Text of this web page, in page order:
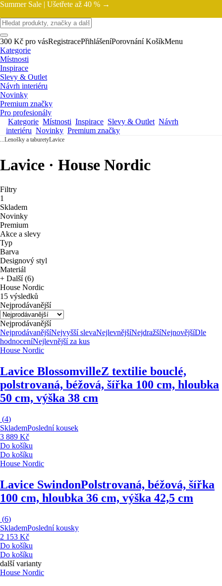
Summer Sale | Ušetřete až 40 % →
300 Kč pro vásRegistracePřihlášeníPorovnání KošíkMenu
Kategorie
Místnosti
Inspirace
Slevy & Outlet
Návrh interiéru
Novinky
Premium značky
Pro profesionály
Kategorie Místnosti Inspirace Slevy & Outlet Návrh
interiéru Novinky Premium značky
...Lenošky a taburetyLavice
Lavice · House Nordic
Filtry
1
Skladem
Novinky
Premium
Akce a slevy
Typ
Barva
Designový styl
Materiál
+ Další (6)
House Nordic
15 výsledků
Nejprodávanější
Nejprodávanější
NejprodávanějšíNejvyšší slevaNejlevnějšíNejdražšíNejnovějšíDle
hodnoceníNejlevnější za kus
House Nordic
Lavice BlossomvilleZ textilie bouclé,
polstrovaná, béžová, šířka 100 cm, hloubka
50 cm, výška 38 cm
(4)
SklademPoslední kousek
3 889 Kč
Do košíku
Do košíku
House Nordic
Lavice SwindonPolstrovaná, béžová, šířka
100 cm, hloubka 36 cm, výška 42,5 cm
(6)
SklademPoslední kousky
2 153 Kč
Do košíku
Do košíku
další varianty
House Nordic